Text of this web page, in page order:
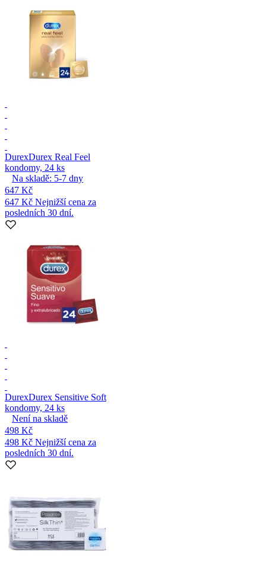
DurexDurex Real Feel
kondomy, 24 ks
Na skladě: 5-7 dny
647 Kč
647 Kč Nejnižší cena za
posledních 30 dní.
DurexDurex Sensitive Soft
kondomy, 24 ks
Není na skladě
498 Kč
498 Kč Nejnižší cena za
posledních 30 dní.